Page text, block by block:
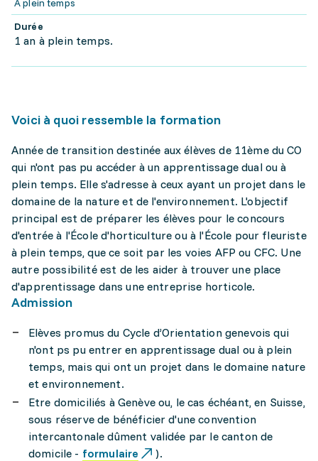
À plein temps
Durée
1 an à plein temps.
Voici à quoi ressemble la formation
Année de transition destinée aux élèves de 11ème du CO
qui n'ont pas pu accéder à un apprentissage dual ou à
plein temps. Elle s'adresse à ceux ayant un projet dans le
domaine de la nature et de l'environnement. L'objectif
principal est de préparer les élèves pour le concours
d'entrée à l'École d'horticulture ou à l'École pour fleuriste
à plein temps, que ce soit par les voies AFP ou CFC. Une
autre possibilité est de les aider à trouver une place
d'apprentissage dans une entreprise horticole.
Admission
Elèves promus du Cycle d’Orientation genevois qui
n'ont ps pu entrer en apprentissage dual ou à plein
temps, mais qui ont un projet dans le domaine nature
et environnement.
Etre domiciliés à Genève ou, le cas échéant, en Suisse,
sous réserve de bénéficier d'une convention
intercantonale dûment validée par le canton de
domicile - formulaire
).